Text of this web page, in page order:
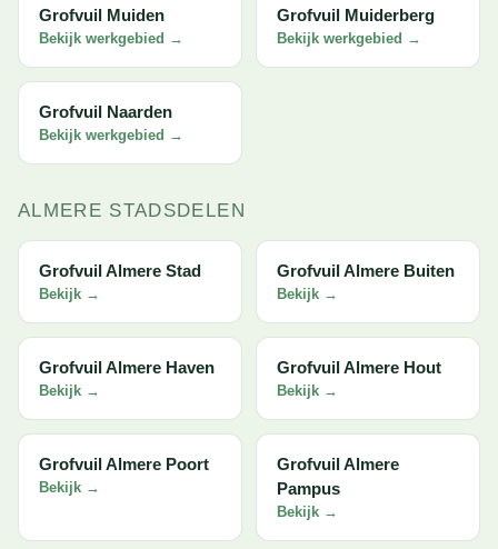
Grofvuil Muiden
Bekijk werkgebied →
Grofvuil Muiderberg
Bekijk werkgebied →
Grofvuil Naarden
Bekijk werkgebied →
ALMERE STADSDELEN
Grofvuil Almere Stad
Bekijk →
Grofvuil Almere Buiten
Bekijk →
Grofvuil Almere Haven
Bekijk →
Grofvuil Almere Hout
Bekijk →
Grofvuil Almere Poort
Bekijk →
Grofvuil Almere
Pampus
Bekijk →